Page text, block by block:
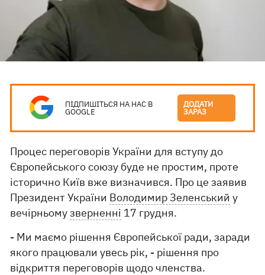
ПІДПИШІТЬСЯ НА НАС В
GOOGLE
ДОДАТИ
ЗАРАЗ
Процес переговорів України для вступу до
Європейського союзу буде не простим, проте
історично Київ вже визначився. Про це заявив
Президент України Володимир Зеленський у
вечірньомузверненні 17 грудня.
- Ми маємо рішення Європейської ради, заради
якого працювали увесь рік, - рішення про
відкриття переговорів щодо членства.